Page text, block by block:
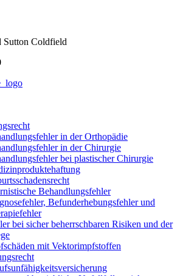
Sutton Coldfield
in der Orthopädie
in der Chirurgie
bei plastischer Chirurgie
Behandlungsfehler
Befunderhebungsfehler und
bei sicher beherrschbaren Risiken und der
mit Vektorimpfstoffen